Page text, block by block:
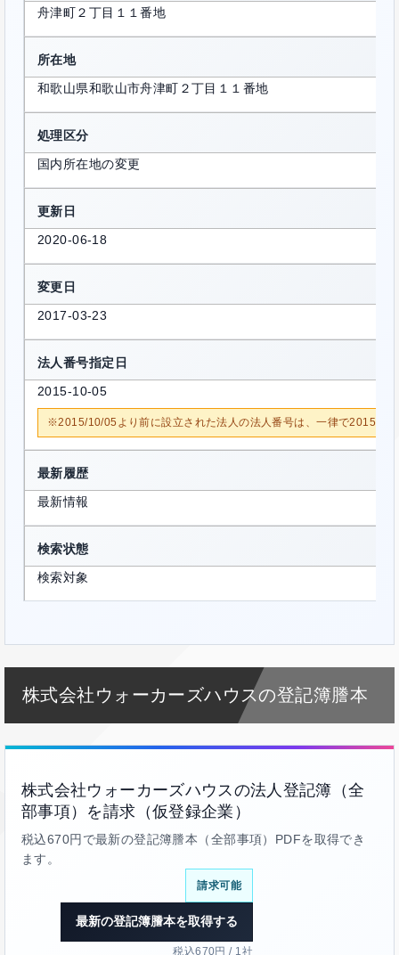
舟津町２丁目１１番地
所在地
和歌山県和歌山市舟津町２丁目１１番地
処理区分
国内所在地の変更
更新日
2020-06-18
変更日
2017-03-23
法人番号指定日
2015-10-05
※2015/10/05より前に設立された法人の法人番号は、一律で2015/10/
最新履歴
最新情報
検索状態
検索対象
株式会社ウォーカーズハウスの登記簿謄本
株式会社ウォーカーズハウスの法人登記簿（全
部事項）を請求（仮登録企業）
税込670円で最新の登記簿謄本（全部事項）PDFを取得でき
ます。
請求可能
最新の登記簿謄本を取得する
税込670円 / 1社